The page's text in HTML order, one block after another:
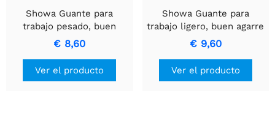
Showa Guante para
trabajo pesado, buen
agarre - talla 9/L
€ 8,60
Ver el producto
Showa Guante para
trabajo ligero, buen agarre
- talla 7/M
€ 9,60
Ver el producto